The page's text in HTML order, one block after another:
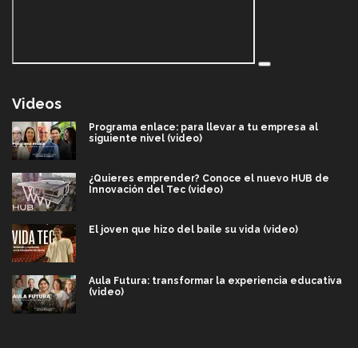
Videos
Programa enlace: para llevar a tu empresa al
siguiente nivel (video)
¿Quieres emprender? Conoce el nuevo HUB de
Innovación del Tec (video)
El joven que hizo del baile su vida (video)
Aula Futura: transformar la experiencia educativa
(video)